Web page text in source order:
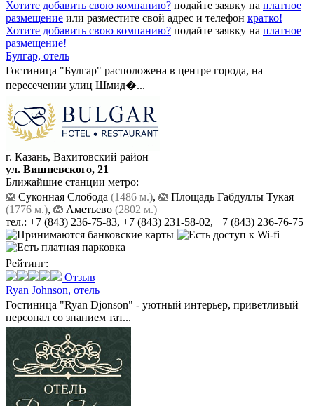
Хотите добавить свою компанию? подайте заявку на платное
размещение или разместите свой адрес и телефон кратко!
Хотите добавить свою компанию? подайте заявку на платное
размещение!
Булгар, отель
Гостиница "Булгар" расположена в центре города, на
пересечении улиц Шмид�...
г. Казань, Вахитовский район
ул. Вишневского, 21
Ближайшие станции метро:
Суконная Слобода (1486 м.),
Площадь Габдуллы Тукая
(1776 м.), Аметьево (2802 м.)
тел.: +7 (843) 236-75-83, +7 (843) 231-58-02, +7 (843) 236-76-75
Рейтинг:
Отзыв
Ryan Johnson, отель
Гостиница "Ryan Djonson" - уютный интерьер, приветливый
персонал со знанием тат...